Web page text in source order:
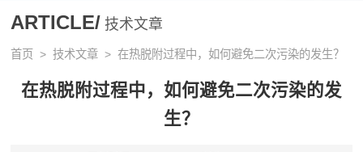
ARTICLE/ 技术文章
首页 >技术文章 > 在热脱附过程中，如何避免二次污染的发生？
在热脱附过程中，如何避免二次污染的发
生？